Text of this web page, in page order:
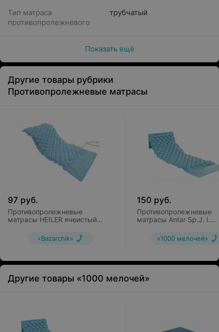
Тип матраса
противопролежневого
трубчатый
Показать ещё
Другие товары рубрики
Противопролежневые матрасы
97 руб.
Противопролежневые
матрасы HEILER ячеистый
«Bazarchik»
150 руб.
Противопролежневые
матрасы Antar Sp.J. I.
«1000 мелочей»
Другие товары «1000 мелочей»